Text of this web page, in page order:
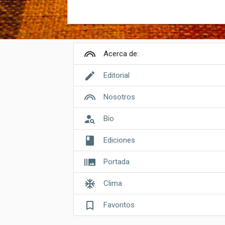
looks Acerca de:
edit Editorial
looks Nosotros
person_search Bio
book Ediciones
burst_mode Portada
ac_unit Clima
bookmark_border Favoritos